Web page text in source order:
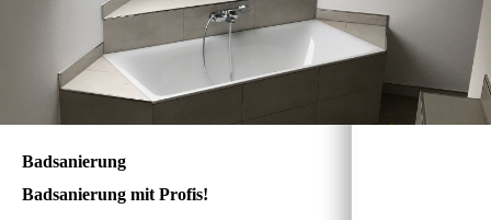
Badsanierung
Badsanierung mit Profis!